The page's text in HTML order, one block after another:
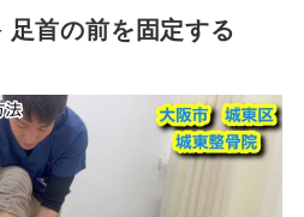
首の前を固定する